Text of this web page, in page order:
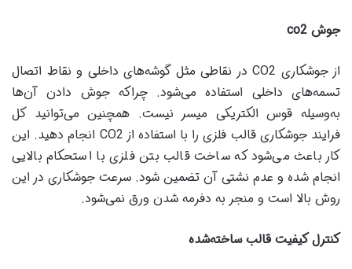
جوش
از جوشکاری CO2 در نقاطی مثل گوشه‌های داخلی و نقاط اتصال
تسمه‌های داخلی استفاده می‌شود. چراکه جوش دادن آن‌ها
به‌وسیله قوس الکتریکی میسر نیست. همچنین می‌توانید کل
فرایند جوشکاری قالب فلزی را با استفاده از CO2 انجام دهید. این
کار باعث می‌شود که ساخت قالب بتن فلزی با استحکام بالایی
انجام شده و عدم نشتی آن تضمین شود. سرعت جوشکاری در این
روش بالا است و منجر به دفرمه شدن ورق نمی‌شود.
کنترل کیفیت قالب ساخته‌شده